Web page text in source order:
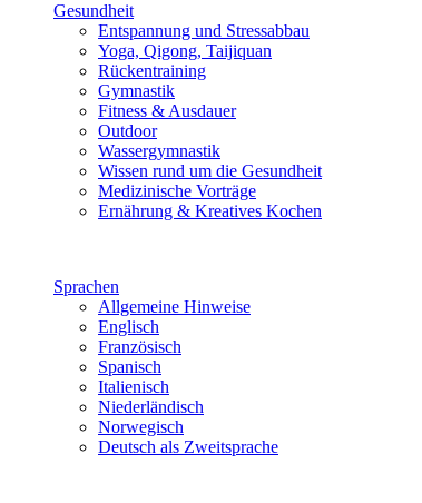
Gesundheit
Entspannung und Stressabbau
Yoga, Qigong, Taijiquan
Rückentraining
Gymnastik
Fitness & Ausdauer
Outdoor
Wassergymnastik
Wissen rund um die Gesundheit
Medizinische Vorträge
Ernährung & Kreatives Kochen
Sprachen
Allgemeine Hinweise
Englisch
Französisch
Spanisch
Italienisch
Niederländisch
Norwegisch
Deutsch als Zweitsprache